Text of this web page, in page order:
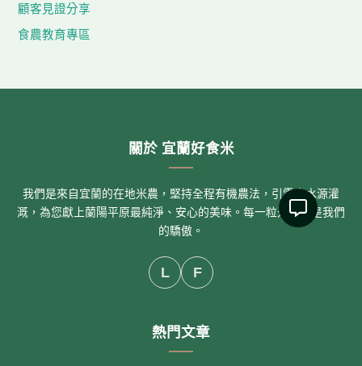
顧客見證分享
食農教育專區
關於 宜蘭好食米
我們是來自宜蘭的在地米農，堅持全程有機農法，引雪山水源灌
溉，為您獻上蘭陽平原最純淨、安心的美味。每一粒米，都是我們
的驕傲。
L F
熱門文章